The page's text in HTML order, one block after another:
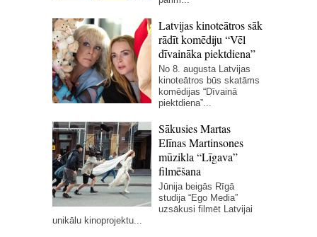
Latvijas kinoteātros sāk
rādīt komēdiju “Vēl
dīvaināka piektdiena”
No 8. augusta Latvijas
kinoteātros būs skatāms
komēdijas “Dīvainā
piektdiena”...
Sākusies Martas
Elīnas Martinsones
mūzikla “Līgava”
filmēšana
Jūnija beigās Rīgā
studija “Ego Media”
uzsākusi filmēt Latvijai
unikālu kinoprojektu...